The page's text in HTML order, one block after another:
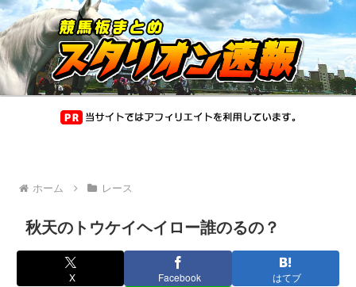
ホーム レース
秋天のトウケイヘイロー誰のるの？
X Facebook はてブ